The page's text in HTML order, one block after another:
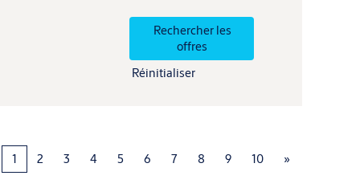
Réinitialiser
1 2 3 4 5 6 7 8 9 10 »